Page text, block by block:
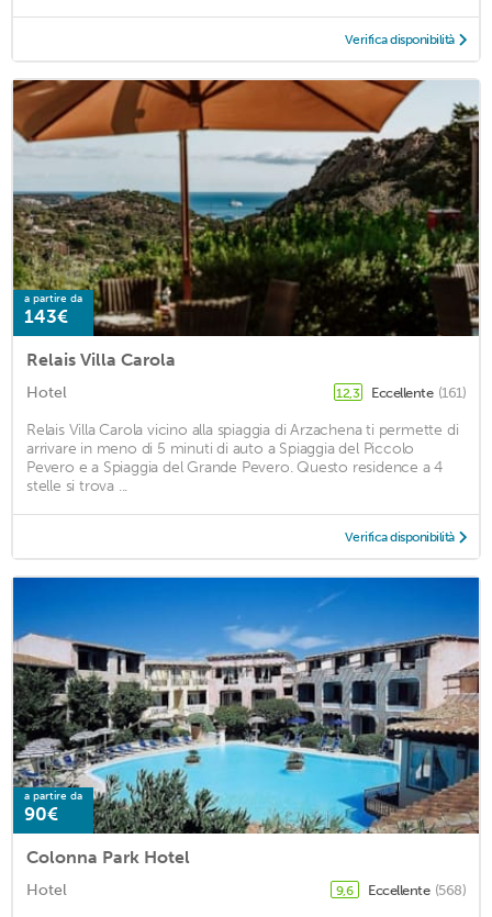
Verifica disponibilità
a partire da
143€
Relais Villa Carola
Hotel 12,3 Eccellente (161)
Relais Villa Carola vicino alla spiaggia di Arzachena ti permette di
arrivare in meno di 5 minuti di auto a Spiaggia del Piccolo
Pevero e a Spiaggia del Grande Pevero. Questo residence a 4
stelle si trova ...
Verifica disponibilità
a partire da
90€
Colonna Park Hotel
Hotel 9,6 Eccellente (568)